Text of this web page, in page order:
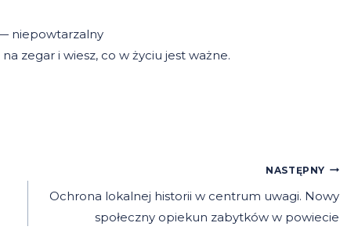
niepowtarzalny
zegar i wiesz, co w życiu jest ważne.
NASTĘPNY
Ochrona lokalnej historii w centrum uwagi. Nowy
społeczny opiekun zabytków w powiecie